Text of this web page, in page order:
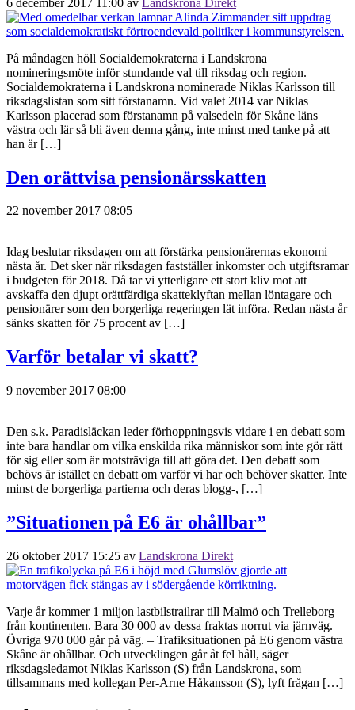
På måndagen höll Socialdemokraterna i Landskrona
nomineringsmöte inför stundande val till riksdag och region.
Socialdemokraterna i Landskrona nominerade Niklas Karlsson till
riksdagslistan som sitt förstanamn. Vid valet 2014 var Niklas
Karlsson placerad som förstanamn på valsedeln för Skåne läns
västra och lär så bli även denna gång, inte minst med tanke på att
han är […]
Den orättvisa pensionärsskatten
22 november 2017 08:05
Idag beslutar riksdagen om att förstärka pensionärernas ekonomi
nästa år. Det sker när riksdagen fastställer inkomster och utgiftsramar
i budgeten för 2018. Då tar vi ytterligare ett stort kliv mot att
avskaffa den djupt orättfärdiga skatteklyftan mellan löntagare och
pensionärer som den borgerliga regeringen lät införa. Redan nästa år
sänks skatten för 75 procent av […]
Varför betalar vi skatt?
9 november 2017 08:00
Den s.k. Paradisläckan leder förhoppningsvis vidare i en debatt som
inte bara handlar om vilka enskilda rika människor som inte gör rätt
för sig eller som är motsträviga till att göra det. Den debatt som
behövs är istället en debatt om varför vi har och behöver skatter. Inte
minst de borgerliga partierna och deras blogg-, […]
”Situationen på E6 är ohållbar”
26 oktober 2017 15:25 av Landskrona Direkt
Varje år kommer 1 miljon lastbilstrailrar till Malmö och Trelleborg
från kontinenten. Bara 30 000 av dessa fraktas norrut via järnväg.
Övriga 970 000 går på väg. – Trafiksituationen på E6 genom västra
Skåne är ohållbar. Och utvecklingen går åt fel håll, säger
riksdagsledamot Niklas Karlsson (S) från Landskrona, som
tillsammans med kollegan Per-Arne Håkansson (S), lyft frågan […]